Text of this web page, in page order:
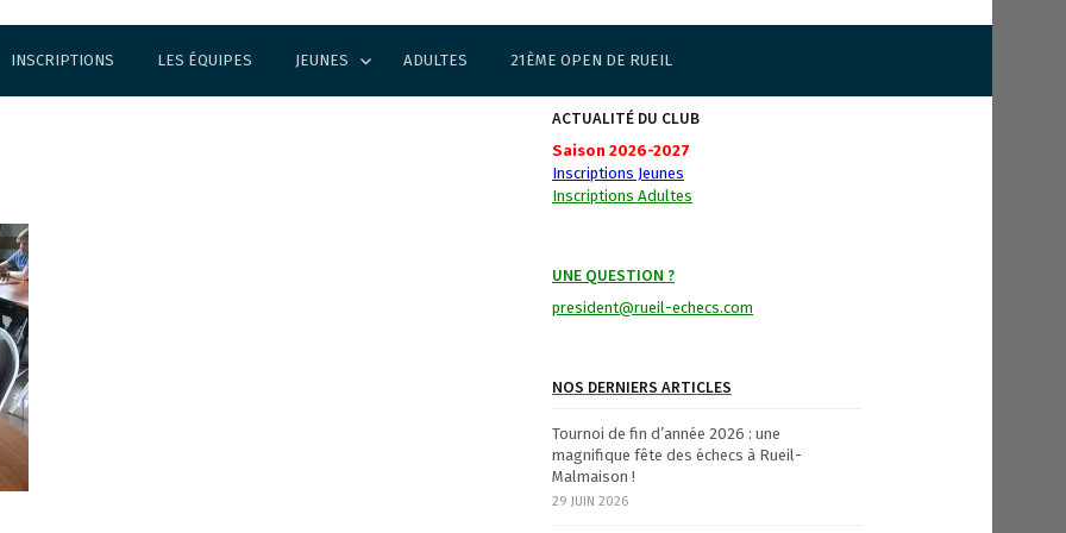
INSCRIPTIONS LES ÉQUIPES JEUNES ADULTES 21ÈME OPEN DE RUEIL
ACTUALITÉ DU CLUB
Saison 2026-2027
Inscriptions Jeunes
Inscriptions Adultes
UNE QUESTION ?
president@rueil-echecs.com
NOS DERNIERS ARTICLES
Tournoi de fin d’année 2026 : une
magnifique fête des échecs à Rueil-
Malmaison !
29 JUIN 2026